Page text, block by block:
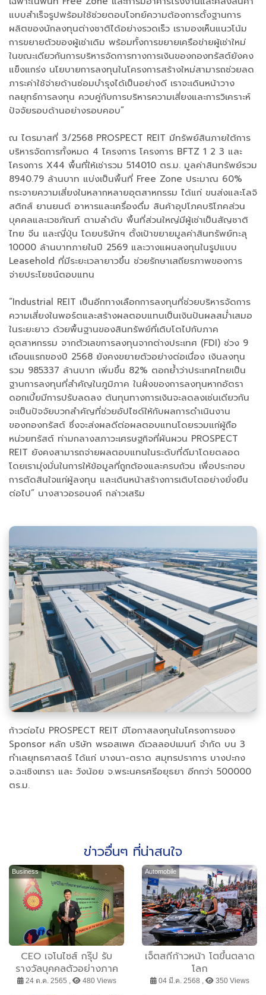
แบบสำเร็จรูปพร้อมใช้ช่วยตอบโจทย์ความต้องการตั้งฐานการ
ผลิตของนักลงทุนต่างชาติได้อย่างรวดเร็ว เรามองเห็นแนวโน้ม
การขยายตัวของผู้เช่าเดิม พร้อมทั้งการขยายเครือข่ายผู้เช่าใหม่
ในขณะเดียวกันการบริหารจัดการทางการเงินของกองทรัสต์ยังคง
แข็งแกร่ง นโยบายการลงทุนในโครงการสร้างใหม่สามารถช่วยลด
ภาระค่าใช้จ่ายด้านซ่อมบำรุงได้เป็นอย่างดี เราจะเดินหน้าวาง
กลยุทธ์การลงทุน ควบคู่กับการบริหารความเสี่ยงและการวิเคราะห์
ปัจจัยรอบด้านอย่างรอบคอบ”
ณ ไตรมาสที่ 3/2568 PROSPECT REIT มีทรัพย์สินภายใต้การ
บริหารจัดการทั้งหมด 4 โครงการ โครงการ BFTZ 1 2 3 และ
โครงการ X44 พื้นที่ให้เช่ารวม 514010 ตร.ม. มูลค่าสินทรัพย์รวม
8940.79 ล้านบาท แบ่งเป็นพื้นที่ Free Zone ประมาณ 60%
กระจายความเสี่ยงในหลากหลายอุตสาหกรรม ได้แก่ ขนส่งและโลจิ
สติกส์ ยานยนต์ อาหารและเครื่องดื่ม สินค้าอุปโภคบริโภคส่วน
บุคคลและเวชภัณฑ์ ตามลำดับ พื้นที่ส่วนใหญ่มีผู้เช่าเป็นสัญชาติ
ไทย จีน และญี่ปุ่น โดยบริษัทฯ ตั้งเป้าขยายมูลค่าสินทรัพย์ทะลุ
10000 ล้านบาทภายในปี 2569 และวางแผนลงทุนในรูปแบบ
Leasehold ที่มีระยะเวลายาวขึ้น ช่วยรักษาเสถียรภาพของการ
จ่ายประโยชน์ตอบแทน
“Industrial REIT เป็นอีกทางเลือกการลงทุนที่ช่วยบริหารจัดการ
ความเสี่ยงในพอร์ตและสร้างผลตอบแทนเป็นเงินปันผลสม่ำเสมอ
ในระยะยาว ด้วยพื้นฐานของสินทรัพย์ที่เติบโตไปกับภาค
อุตสาหกรรม จากตัวเลขการลงทุนจากต่างประเทศ (FDI) ช่วง 9
เดือนแรกของปี 2568 ยังคงขยายตัวอย่างต่อเนื่อง เงินลงทุน
รวม 985337 ล้านบาท เพิ่มขึ้น 82% ตอกย้ำว่าประเทศไทยเป็น
ฐานการลงทุนที่สำคัญในภูมิภาค ในฝั่งของการลงทุนหากอัตรา
ดอกเบี้ยมีการปรับลดลง ต้นทุนทางการเงินจะลดลงเช่นเดียวกัน
จะเป็นปัจจัยบวกสำคัญที่ช่วยอัปไซด์ให้กับผลการดำเนินงาน
ของกองทรัสต์ ซึ่งจะส่งผลดีต่อผลตอบแทนโดยรวมแก่ผู้ถือ
หน่วยทรัสต์ ท่ามกลางสภาวะเศรษฐกิจที่ผันผวน PROSPECT
REIT ยังคงสามารถจ่ายผลตอบแทนในระดับที่ดีมาโดยตลอด
โดยเรามุ่งมั่นในการให้ข้อมูลที่ถูกต้องและครบถ้วน เพื่อประกอบ
การตัดสินใจแก่ผู้ลงทุน และเดินหน้าสร้างการเติบโตอย่างยั่งยืน
ต่อไป” นางสาวอรอนงค์ กล่าวเสริม
ก้าวต่อไป PROSPECT REIT มีโอกาสลงทุนในโครงการของ
Sponsor หลัก บริษัท พรอสเพค ดีเวลลอปเมนท์ จำกัด บน 3
ทำเลยุทธศาสตร์ ได้แก่ บางนา-ตราด สมุทรปราการ บางปะกง
จ.ฉะเชิงเทรา และ วังน้อย จ.พระนครศรีอยุธยา อีกกว่า 500000
ตร.ม.
ข่าวอื่นๆ ที่น่าสนใจ
Business
CEO เจโนไซส์ กรุ๊ป รับ
รางวัลบุคคลตัวอย่างภาค
ธุรกิจแห่งปี 2022
24 ต.ค. 2565 , 480 Views
Automobile
เจ็ตสกีก้าวหน้า โตขึ้นตลาด
โลก
04 มี.ค. 2568 , 350 Views